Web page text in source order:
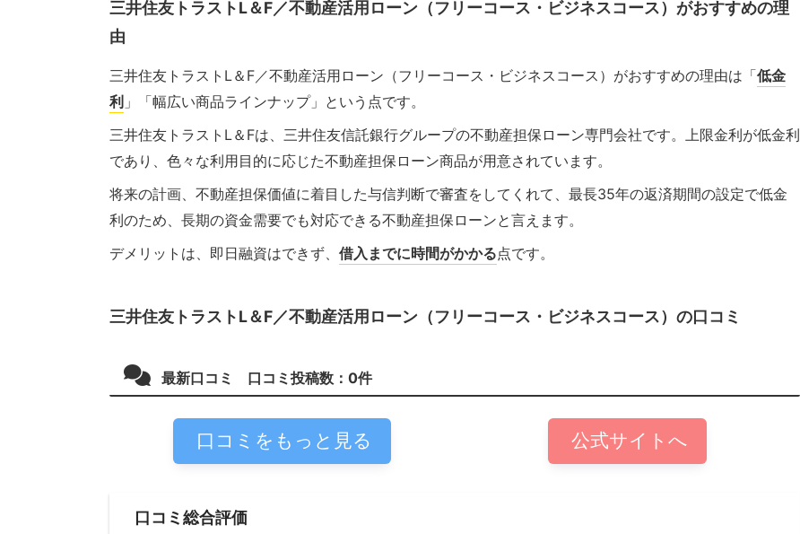
三井住友トラストL＆F／不動産活用ローン（フリーコース・ビジネスコース）がおすすめの理
由
三井住友トラストL＆F／不動産活用ローン（フリーコース・ビジネスコース）がおすすめの理由は「低金
利 」「幅広い商品ラインナップ」という点です。
三井住友トラストL＆Fは、三井住友信託銀行グループの不動産担保ローン専門会社です。上限金利が低金利
であり、色々な利用目的に応じた不動産担保ローン商品が用意されています。
将来の計画、不動産担保価値に着目した与信判断で審査をしてくれて、最長35年の返済期間の設定で低金
利のため、長期の資金需要でも対応できる不動産担保ローンと言えます。
デメリットは、即日融資はできず、 借入までに時間がかかる点です。
三井住友トラストL＆F／不動産活用ローン（フリーコース・ビジネスコース）の口コミ
最新口コミ 口コミ投稿数： 0件
口コミをもっと見る 公式サイトへ
口コミ総合評価